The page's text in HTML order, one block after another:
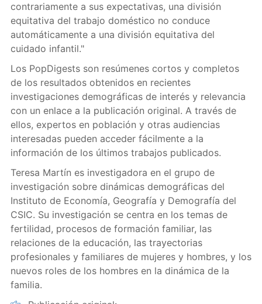
contrariamente a sus expectativas, una división
equitativa del trabajo doméstico no conduce
automáticamente a una división equitativa del
cuidado infantil."
Los PopDigests son resúmenes cortos y completos
de los resultados obtenidos en recientes
investigaciones demográficas de interés y relevancia
con un enlace a la publicación original. A través de
ellos, expertos en población y otras audiencias
interesadas pueden acceder fácilmente a la
información de los últimos trabajos publicados.
Teresa Martín es investigadora en el grupo de
investigación sobre dinámicas demográficas del
Instituto de Economía, Geografía y Demografía del
CSIC. Su investigación se centra en los temas de
fertilidad, procesos de formación familiar, las
relaciones de la educación, las trayectorias
profesionales y familiares de mujeres y hombres, y los
nuevos roles de los hombres en la dinámica de la
familia.